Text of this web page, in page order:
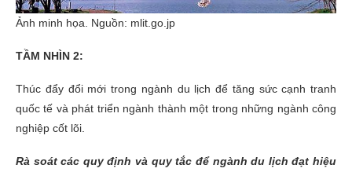
Ảnh minh họa. Nguồn: mlit.go.jp
TẦM NHÌN 2:
Thúc đẩy đổi mới trong ngành du lịch để tăng sức cạnh tranh
quốc tế và phát triển ngành thành một trong những ngành công
nghiệp cốt lõi.
Rà soát các quy định và quy tắc để ngành du lịch đạt hiệu